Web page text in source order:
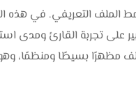
التعريفي. في هذه
على تجربة القارئ ومدى
مظهرًا بسيطًا ومنظمًا،